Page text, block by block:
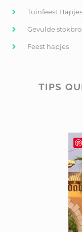
Tuinfeest Hapjes
Gevulde
Feest hapjes
TIPS